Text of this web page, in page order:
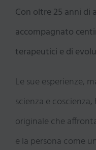
Con oltre 25 anni
accompagnato
terapeutici e di
Le sue esperienze,
scienza e
originale che
e la persona come